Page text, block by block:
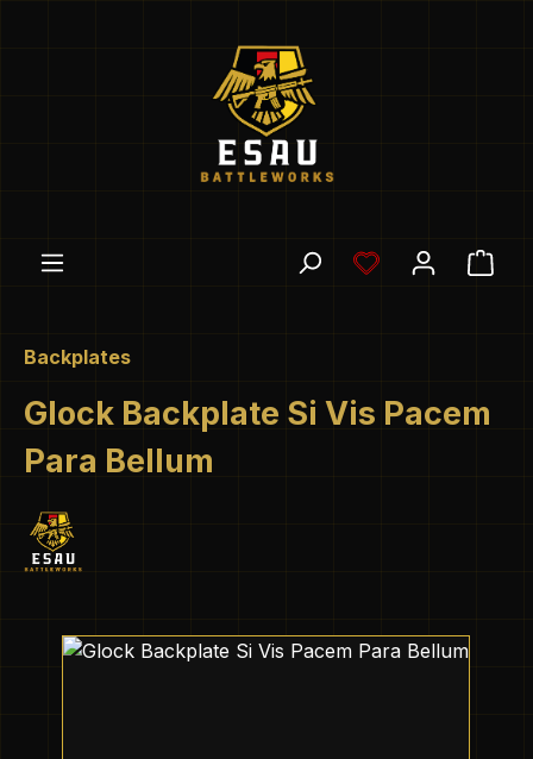
Du hast 0
Backplates
Glock Backplate Si Vis Pacem
Para Bellum
Bildergalerie überspringen